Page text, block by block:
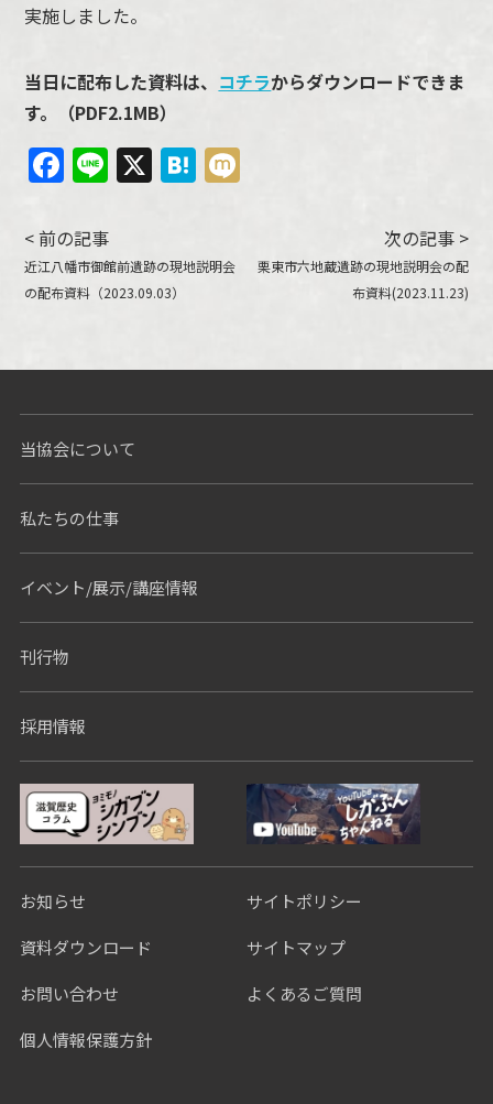
実施しました。
当日に配布した資料は、 コチラからダウンロードできま
す。（PDF2.1MB）
Facebook
Line
X Hatena
< 前の記事
近江八幡市御館前遺跡の現地説明会
の配布資料（2023.09.03）
次の記事 >
栗東市六地蔵遺跡の現地説明会の配
布資料(2023.11.23)
当協会について
私たちの仕事
イベント/展示/講座情報
刊行物
採用情報
お知らせ
サイトポリシー
資料ダウンロード
サイトマップ
お問い合わせ
よくあるご質問
個人情報保護方針